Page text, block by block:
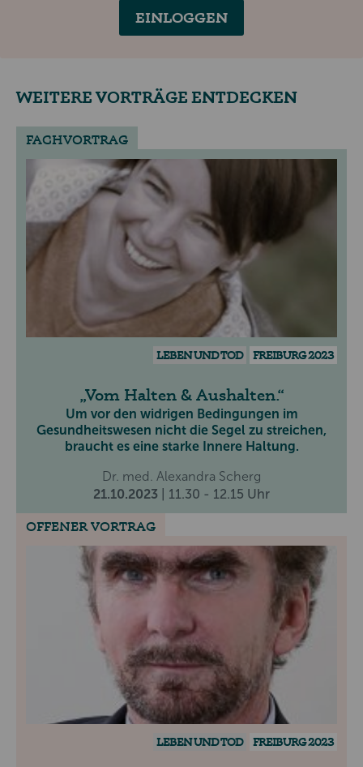
EINLOGGEN
WEITERE VORTRÄGE ENTDECKEN
FACHVORTRAG
LEBEN UND TOD FREIBURG 2023
Vom Halten & Aushalten.
Um vor den widrigen Bedingungen im
Gesundheitswesen nicht die Segel zu streichen,
braucht es eine starke Innere Haltung.
Dr. med. Alexandra Scherg
21.10.2023
| 11.30 - 12.15 Uhr
OFFENER VORTRAG
LEBEN UND TOD FREIBURG 2023